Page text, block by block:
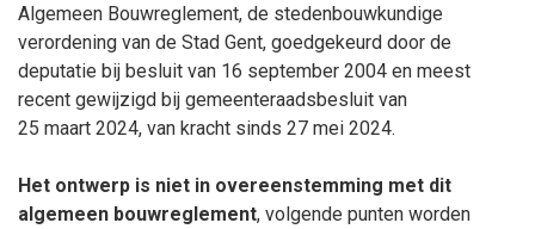
Algemeen Bouwreglement, de stedenbouwkundige
verordening van de Stad Gent, goedgekeurd door de
deputatie bij besluit van 16 september 2004 en meest
recent gewijzigd bij gemeenteraadsbesluit van
25 maart 2024, van kracht sinds 27 mei 2024.
Het ontwerp is niet in overeenstemming met dit
algemeen bouwreglement, volgende punten worden